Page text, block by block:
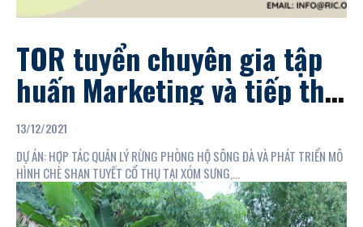
TOR tuyển chuyên gia tập
huấn Marketing và tiếp thị
sản phẩm cho Tổ hợp tác
chè Shan Tuyết cổ thụ xóm
Sưng
13/12/2021
DỰ ÁN: HỢP TÁC QUẢN LÝ RỪNG PHÒNG HỘ SÔNG ĐÀ VÀ PHÁT TRIỂN MÔ
HÌNH CHÈ SHAN TUYẾT CỔ THỤ TẠI XÓM SƯNG,...